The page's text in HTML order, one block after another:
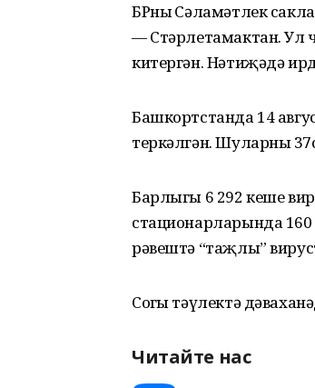
БРның Сәламәтлек
— Стәрлетамактан. Ул
китергән. Нәтиҗәдә
Башкортстанда 14
теркәлгән. Шуларның
Барлыгы 6 292 кеше
стационарларында
рәвештә “таҗлы”
Соңгы тәүлектә
Читайте нас